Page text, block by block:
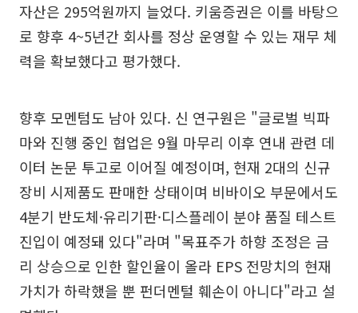
자산은 295억원까지 늘었다. 키움증권은 이를 바탕으
로 향후 4~5년간 회사를 정상 운영할 수 있는 재무 체
력을 확보했다고 평가했다.
향후 모멘텀도 남아 있다. 신 연구원은 "글로벌 빅파
마와 진행 중인 협업은 9월 마무리 이후 연내 관련 데
이터 논문 투고로 이어질 예정이며, 현재 2대의 신규
장비 시제품도 판매한 상태이며 비바이오 부문에서도
4분기 반도체·유리기판·디스플레이 분야 품질 테스트
진입이 예정돼 있다"라며 "목표주가 하향 조정은 금
리 상승으로 인한 할인율이 올라 EPS 전망치의 현재
가치가 하락했을 뿐 펀더멘털 훼손이 아니다"라고 설